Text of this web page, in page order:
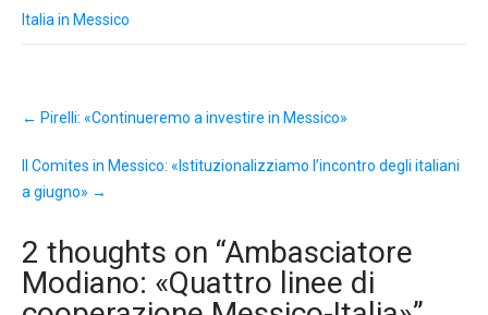
Italia in Messico
navigation
← Pirelli: «Continueremo a investire in Messico»
Il Comites in Messico: «Istituzionalizziamo l’incontro degli italiani
a giugno» →
2 thoughts on “Ambasciatore
Modiano: «Quattro linee di